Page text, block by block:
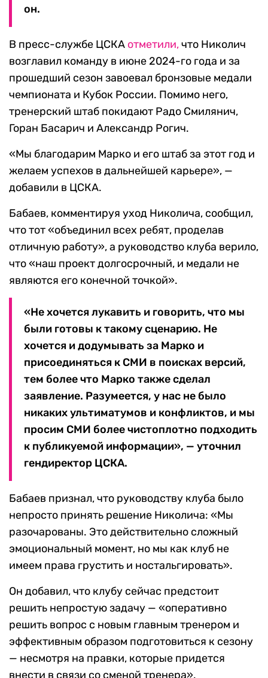
он.
В пресс-службе ЦСКА отметили,что Николич
возглавил команду в июне 2024-го года и за
прошедший сезон завоевал бронзовые медали
чемпионата и Кубок России. Помимо него,
тренерский штаб покидают Радо Смилянич,
Горан Басарич и Александр Рогич.
«Мы благодарим Марко и его штаб за этот год и
желаем успехов в дальнейшей карьере», —
добавили в ЦСКА.
Бабаев, комментируя уход Николича, сообщил,
что тот «объединил всех ребят, проделав
отличную работу», а руководство клуба верило,
что «наш проект долгосрочный, и медали не
являются его конечной точкой».
«Не хочется лукавить и говорить, что мы
были готовы к такому сценарию. Не
хочется и додумывать за Марко и
присоединяться к СМИ в поисках версий,
тем более что Марко также сделал
заявление. Разумеется, у нас не было
никаких ультиматумов и конфликтов, и мы
просим СМИ более чистоплотно подходить
к публикуемой информации», — уточнил
гендиректор ЦСКА.
Бабаев признал, что руководству клуба было
непросто принять решение Николича: «Мы
разочарованы. Это действительно сложный
эмоциональный момент, но мы как клуб не
имеем права грустить и ностальгировать».
Он добавил, что клубу сейчас предстоит
решить непростую задачу — «оперативно
решить вопрос с новым главным тренером и
эффективным образом подготовиться к сезону
— несмотря на правки, которые придется
внести в связи со сменой тренера».